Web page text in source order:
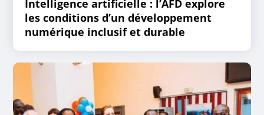
Intelligence artificielle : l’AFD explore
les conditions d’un développement
numérique inclusif et durable